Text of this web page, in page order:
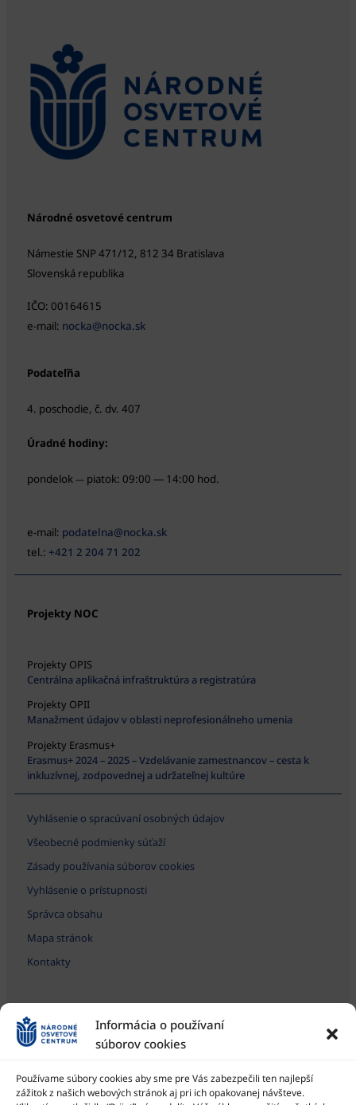
Informácia o používaní
súborov cookies
Používame súbory cookies aby sme pre Vás zabezpečili ten najlepší
zážitok z našich webových stránok aj pri ich opakovanej návšteve.
Národné osvetové centrum
Námestie SNP 471/12, 812 34 Bratislava
Slovenská republika
IČO: 00164615
e-mail: nocka@nocka.sk
Podateľňa
4. poschodie, č. dv. 407
Úradné hodiny:
pondelok — piatok: 09:00 — 14:00 hod.
e-mail: podatelna@nocka.sk
tel.: +421 2 204 71 202
Projekty NOC
Projekty OPIS
Centrálna aplikačná infraštruktúra a registratúra
Projekty OPII
Manažment údajov v oblasti neprofesionálneho umenia
Projekty Erasmus+
Erasmus+ 2024 – 2025 – Vzdelávanie zamestnancov – cesta k
inkluzívnej, zodpovednej a udržateľnej kultúre
Vyhlásenie o spracúvaní osobných údajov
Všeobecné podmienky súťaží
Zásady používania súborov cookies
Vyhlásenie o prístupnosti
Správca obsahu
Mapa stránok
Kontakty